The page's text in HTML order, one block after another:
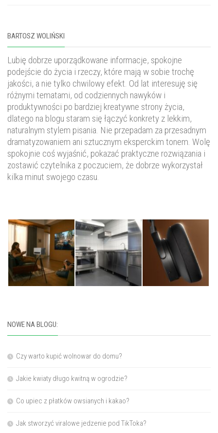
BARTOSZ WOLIŃSKI
Lubię dobrze uporządkowane informacje, spokojne
podejście do życia i rzeczy, które mają w sobie trochę
jakości, a nie tylko chwilowy efekt. Od lat interesuję się
różnymi tematami, od codziennych nawyków i
produktywności po bardziej kreatywne strony życia,
dlatego na blogu staram się łączyć konkrety z lekkim,
naturalnym stylem pisania. Nie przepadam za przesadnym
dramatyzowaniem ani sztucznym eksperckim tonem. Wolę
spokojnie coś wyjaśnić, pokazać praktyczne rozwiązania i
zostawić czytelnika z poczuciem, że dobrze wykorzystał
kilka minut swojego czasu.
NOWE NA BLOGU:
Czy warto kupić wolnowar do domu?
Jakie kwiaty długo kwitną w ogrodzie?
Co upiec z płatków owsianych i kakao?
Jak stworzyć viralowe jedzenie pod TikToka?